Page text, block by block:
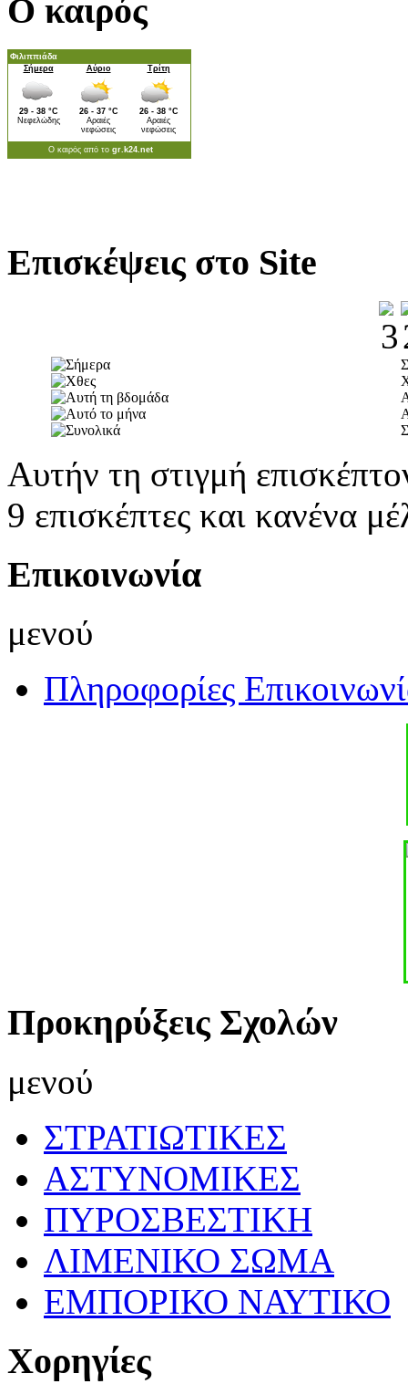
Ο καιρός
Επισκέψεις στο Site
Αυτήν τη στιγμή
9 επισκέπτες και κανένα
Επικοινωνία
μενού
Πληροφορίες
Προκηρύξεις Σχολών
μενού
ΣΤΡΑΤΙΩΤΙΚΕΣ
ΑΣΤΥΝΟΜΙΚΕΣ
ΠΥΡΟΣΒΕΣΤΙΚΗ
ΛΙΜΕΝΙΚΟ ΣΩΜΑ
ΕΜΠΟΡΙΚΟ ΝΑΥΤΙΚΟ
Χορηγίες